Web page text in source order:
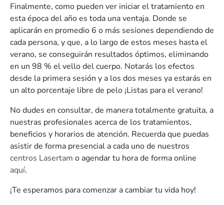
Finalmente, como pueden ver iniciar el tratamiento en
esta época del año es toda una ventaja. Donde se
aplicarán en promedio 6 o más sesiones dependiendo de
cada persona, y que, a lo largo de estos meses hasta el
verano, se conseguirán resultados óptimos, eliminando
en un 98 % el vello del cuerpo. Notarás los efectos
desde la primera sesión y a los dos meses ya estarás en
un alto porcentaje libre de pelo ¡Listas para el verano!
No dudes en consultar, de manera totalmente gratuita, a
nuestras profesionales acerca de los tratamientos,
beneficios y horarios de atención. Recuerda que puedas
asistir de forma presencial a cada uno de nuestros
centros Lasertam o agendar tu hora de forma online
aquí.
¡Te esperamos para comenzar a cambiar tu vida hoy!